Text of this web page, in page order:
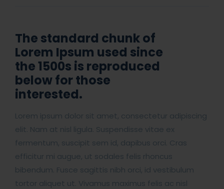
The standard chunk of
Lorem Ipsum used since
the 1500s is reproduced
below for those
interested.
Lorem ipsum dolor sit amet, consectetur adipiscing
elit. Nam at nisl ligula. Suspendisse vitae ex
fermentum, suscipit sem id, dapibus orci. Cras
efficitur mi augue, ut sodales felis rhoncus
bibendum. Fusce sagittis nibh orci, id vestibulum
tortor aliquet ut. Vivamus maximus felis ac nisl